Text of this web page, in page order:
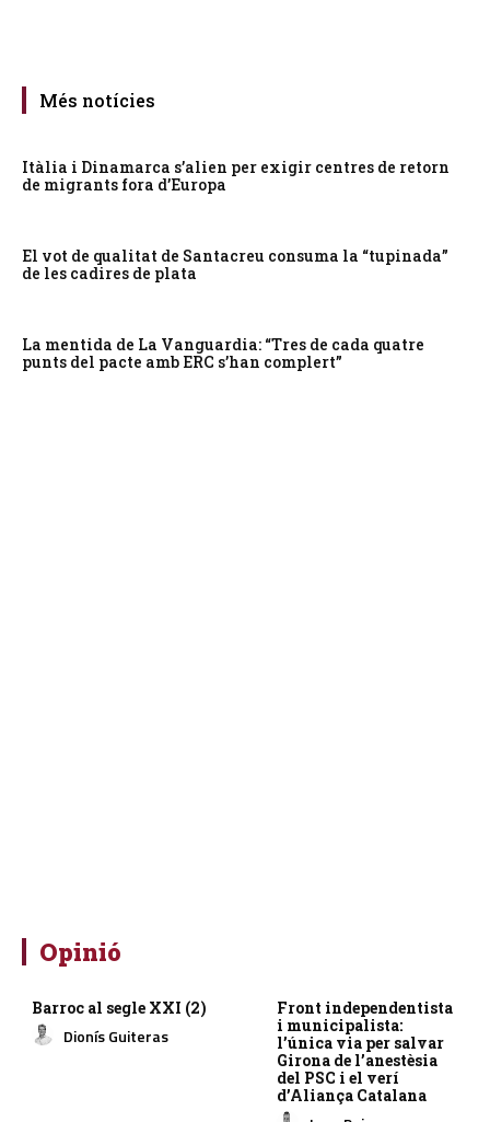
Més notícies
Itàlia i Dinamarca s’alien per exigir centres de retorn
de migrants fora d’Europa
El vot de qualitat de Santacreu consuma la “tupinada”
de les cadires de plata
La mentida de La Vanguardia: “Tres de cada quatre
punts del pacte amb ERC s’han complert”
Opinió
Barroc al segle XXI (2)
Dionís Guiteras
Front independentista
i municipalista:
l’única via per salvar
Girona de l’anestèsia
del PSC i el verí
d’Aliança Catalana